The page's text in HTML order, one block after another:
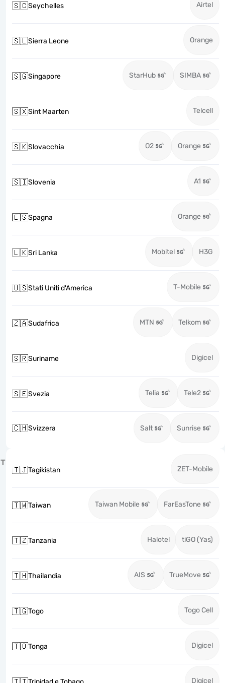
🇸🇨Seychelles Airtel
🇸🇱Sierra Leone Orange
🇸🇬Singapore StarHub SIMBA
🇸🇽Sint Maarten Telcell
🇸🇰Slovacchia O2 Orange
🇸🇮Slovenia A1
🇪🇸Spagna Orange
🇱🇰Sri Lanka Mobitel H3G
🇺🇸Stati Uniti d'America T-Mobile
🇿🇦Sudafrica MTN Telkom
🇸🇷Suriname Digicel
🇸🇪Svezia Telia Tele2
🇨🇭Svizzera Salt Sunrise
T
🇹🇯Tagikistan ZET-Mobile
🇹🇼Taiwan Taiwan Mobile FarEasTone
🇹🇿Tanzania Halotel tiGO (Yas)
🇹🇭Thailandia AIS TrueMove
🇹🇬Togo Togo Cell
🇹🇴Tonga Digicel
Digicel